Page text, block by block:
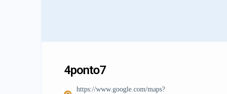
4ponto7
https://www.google.com/maps?